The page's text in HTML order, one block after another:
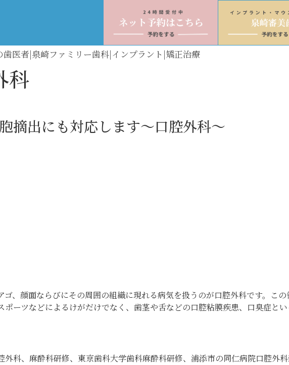
歯医者|泉崎ファミリー歯科|インプラント|矯正治療
科
摘出にも対応します～口腔外科～
、顔面ならびにその周囲の組織に現れる病気を扱うのが口腔外科です。こ
ーツなどによるけがだけでなく、歯茎や舌などの口腔粘膜疾患、口臭症と
科、麻酔科研修、東京歯科大学歯科麻酔科研修、浦添市の同仁病院口腔外